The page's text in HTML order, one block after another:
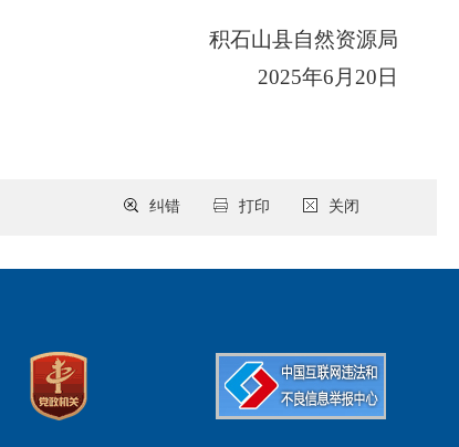
积石山县自然资源局
2025年6月20日
关闭
打印
纠错